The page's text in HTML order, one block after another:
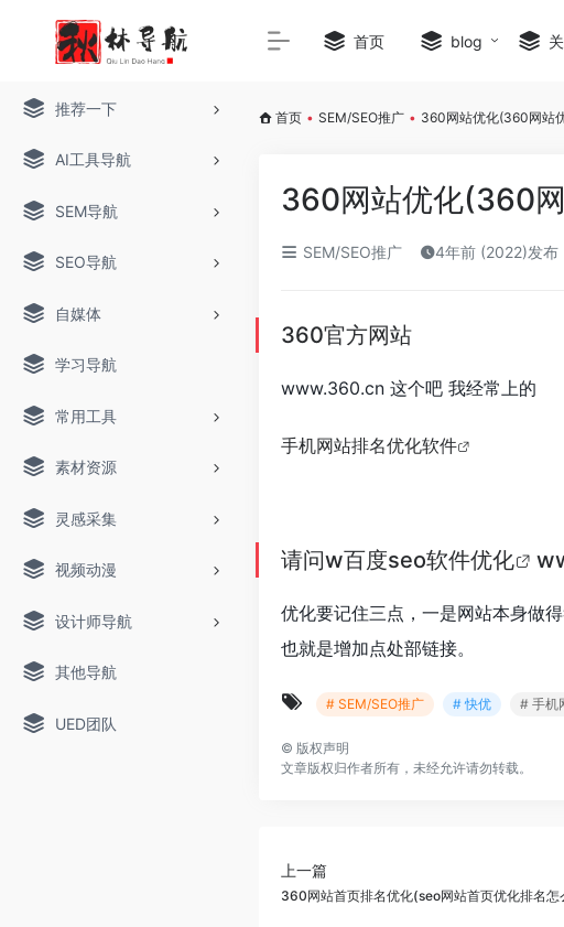
推荐一下
AI工具导航
SEM导航
SEO导航
自媒体
学习导航
常用工具
素材资源
灵感采集
视频动漫
设计师导航
其他导航
UED团队
首页 blog
首页 • SEM/SEO推广 • 360网站优化(360网站
360网站优化(360
SEM/SEO推广 4年前 (2022)发布
360官方网站
www.360.cn 这个吧 我经常上的
手机网站排名优化软件
请问w百度seo软件优化
优化要记住三点，一是网站本身做
也就是增加点处部链接。
# SEM/SEO推广 # 快优 # 手机
© 版权声明
文章版权归作者所有，未经允许请勿转载。
上一篇
360网站首页排名优化(seo网站首页优化排名怎